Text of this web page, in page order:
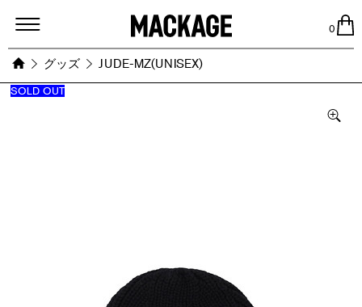
MACKAGE
0
グッズ JUDE-MZ(UNISEX)
SOLD OUT